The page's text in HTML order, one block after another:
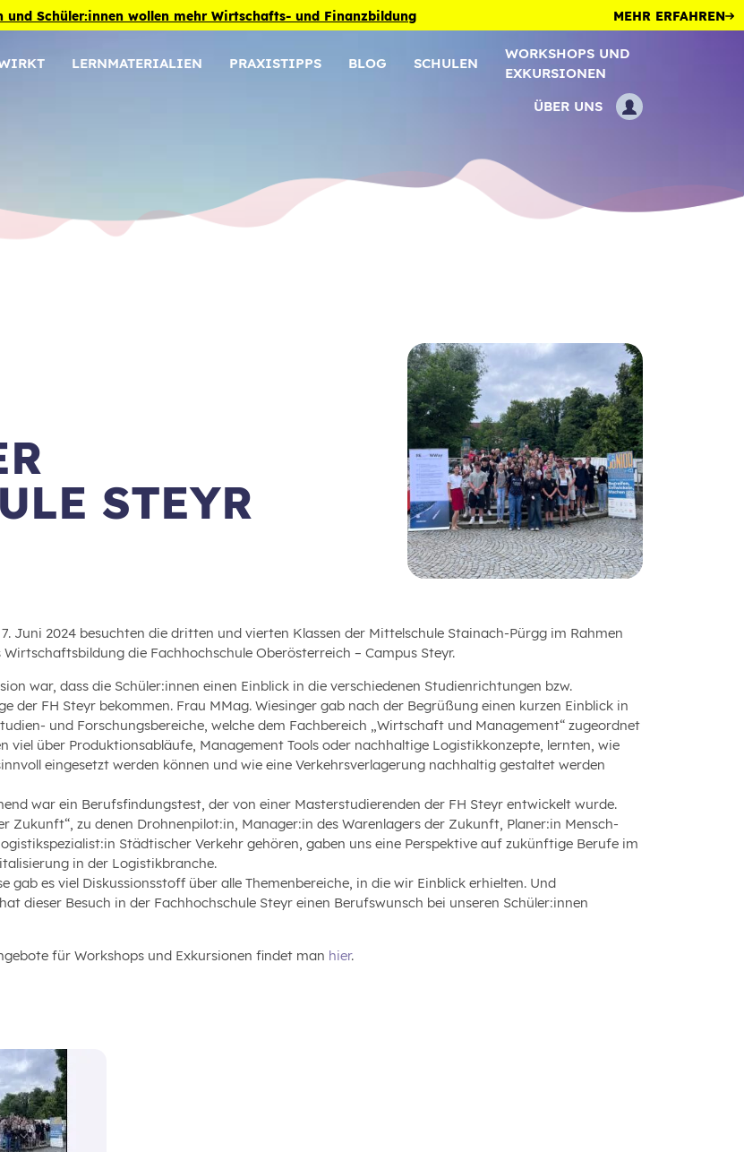
und Schüler:innen wollen mehr Wirtschafts- und Finanzbildung MEHR ERFAHREN
LERNMATERIALIEN PRAXISTIPPS BLOG SCHULEN
WORKSHOPS UND
EXKURSIONEN
ÜBER UNS
STEYR
Juni 2024 besuchten die dritten und vierten Klassen der Mittelschule Stainach-Pürgg im Rahmen
die Fachhochschule Oberösterreich – Campus Steyr.
war, dass die Schüler:innen einen Einblick in die verschiedenen Studienrichtungen bzw.
der FH Steyr bekommen. Frau MMag. Wiesinger gab nach der Begrüßung einen kurzen Einblick in
und Forschungsbereiche, welche dem Fachbereich „Wirtschaft und Management“ zugeordnet
viel über Produktionsabläufe, Management Tools oder nachhaltige Logistikkonzepte, lernten, wie
eingesetzt werden können und wie eine Verkehrsverlagerung nachhaltig gestaltet werden
war ein Berufsfindungstest, der von einer Masterstudierenden der FH Steyr entwickelt wurde.
Zukunft“, zu denen Drohnenpilot:in, Manager:in des Warenlagers der Zukunft, Planer:in Mensch-
Städtischer Verkehr gehören, gaben uns eine Perspektive auf zukünftige Berufe im
in der Logistikbranche.
gab es viel Diskussionsstoff über alle Themenbereiche, in die wir Einblick erhielten. Und
dieser Besuch in der Fachhochschule Steyr einen Berufswunsch bei unseren Schüler:innen
für Workshops und Exkursionen findet man hier.